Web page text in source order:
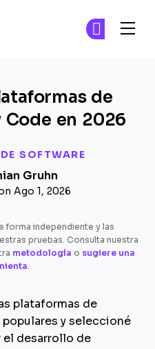
SOFTWARE
de
Code en 2026
Gruhn
Ago 1, 2026
forma independiente y las
pruebas. Consulta nuestra
metodología o sugiere una
.
plataformas de
y seleccioné
el desarrollo de